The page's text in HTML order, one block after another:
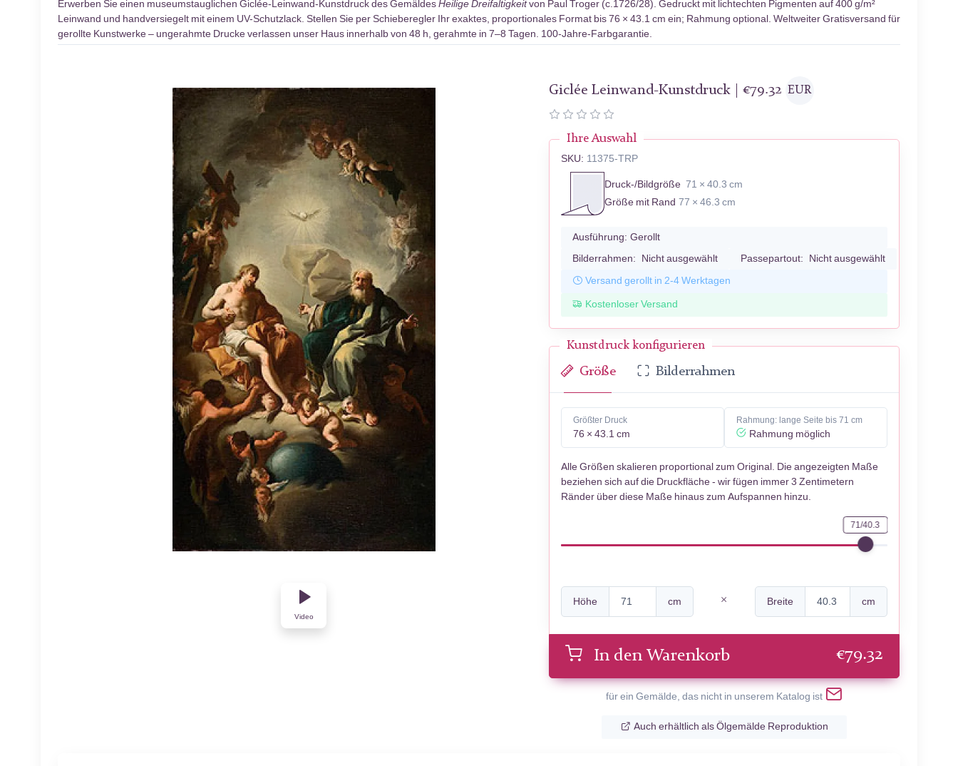
Erwerben Sie einen museumstauglichen Giclée-Leinwand-Kunstdruck des GemäldesHeilige Dreifaltigkeitvon Paul Troger (c.1726/28). Gedruckt mit lichtechten Pigmenten auf 400 g/m²
Leinwand und handversiegelt mit einem UV-Schutzlack. Stellen Sie per Schieberegler Ihr exaktes, proportionales Format bis 76 × 43.1 cm ein; Rahmung optional. Weltweiter Gratisversand für
gerollte Kunstwerke – ungerahmte Drucke verlassen unser Haus innerhalb von 48 h, gerahmte in 7–8 Tagen. 100-Jahre-Farbgarantie.
Video
Giclée Leinwand-Kunstdruck |€79.32 EUR
Ihre Auswahl
SKU: 11375-TRP
Druck-/Bildgröße 71 × 40.3 cm
Größe mit Rand 77 × 46.3 cm
Ausführung: Gerollt
Bilderrahmen: Nicht ausgewählt Passepartout: Nicht ausgewählt
Versand gerollt in 2-4 Werktagen
Kostenloser Versand
Kunstdruck konfigurieren
Größe Bilderrahmen
Größter Druck
76 × 43.1 cm
Rahmung: lange Seite bis 71 cm
Rahmung möglich
Alle Größen skalieren proportional zum Original. Die angezeigten Maße
beziehen sich auf die Druckfläche - wir fügen immer 3 Zentimetern
Ränder über diese Maße hinaus zum Aufspannen hinzu.
71/40.3
Höhe cm Breite cm
In den Warenkorb €79.32
für ein Gemälde, das nicht in unserem Katalog ist
Auch erhältlich als Ölgemälde Reproduktion